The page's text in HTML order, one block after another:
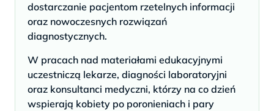
dostarczanie pacjentom rzetelnych informacji
oraz nowoczesnych rozwiązań
diagnostycznych.
W pracach nad materiałami edukacyjnymi
uczestniczą lekarze, diagności laboratoryjni
oraz konsultanci medyczni, którzy na co dzień
wspierają kobiety po poronieniach i pary